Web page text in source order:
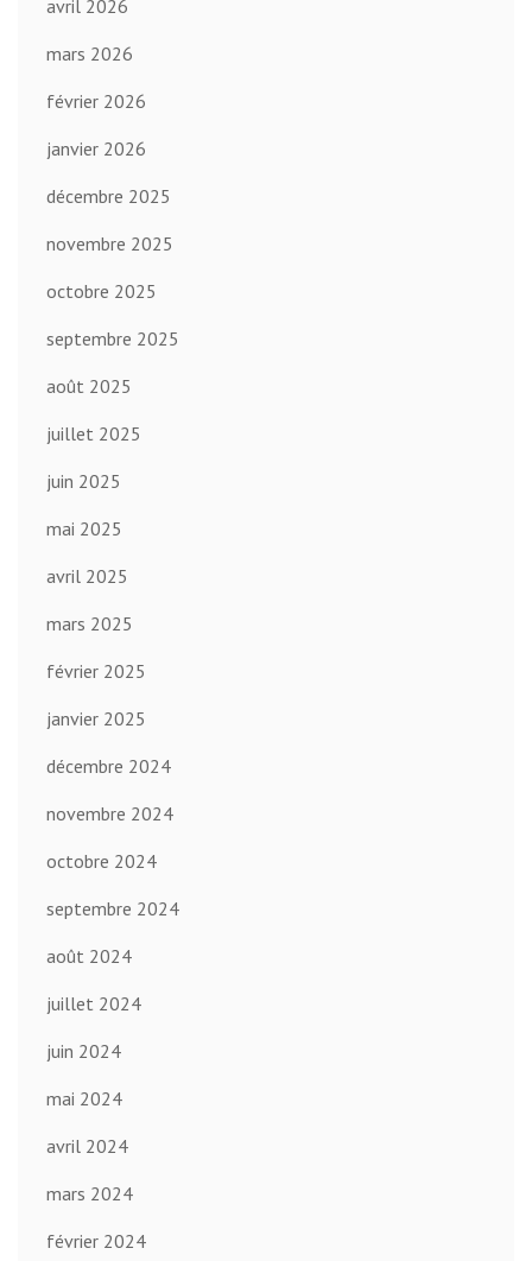
avril 2026
mars 2026
février 2026
janvier 2026
décembre 2025
novembre 2025
octobre 2025
septembre 2025
août 2025
juillet 2025
juin 2025
mai 2025
avril 2025
mars 2025
février 2025
janvier 2025
décembre 2024
novembre 2024
octobre 2024
septembre 2024
août 2024
juillet 2024
juin 2024
mai 2024
avril 2024
mars 2024
février 2024